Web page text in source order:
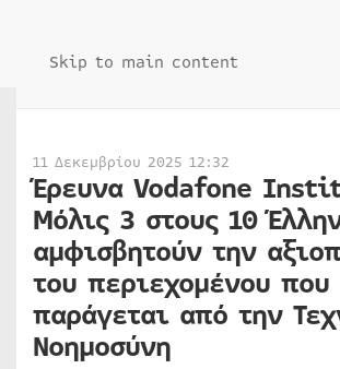
Skip to main content
11 Δεκεμβρίου 2025 12:32
Έρευνα Vodafone
Μόλις 3 στους 10
αμφισβητούν την
του περιεχομένου που
παράγεται από την
Νοημοσύνη